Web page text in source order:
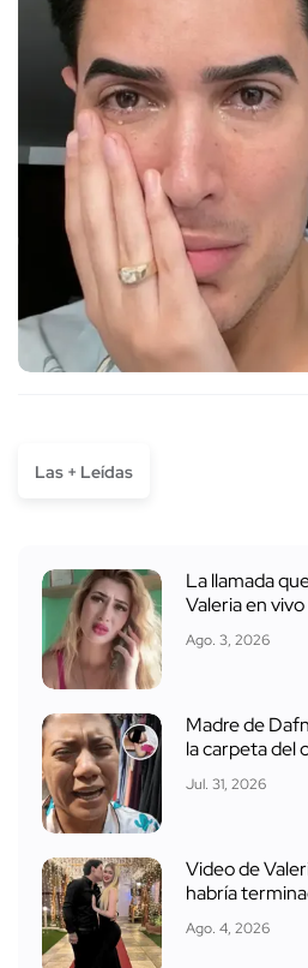
Las + Leídas
La llamada
Valeria en vivo
Ago. 3, 2026
Madre de
la carpeta del
Jul. 31, 2026
Video de
habría
Ago. 4, 2026